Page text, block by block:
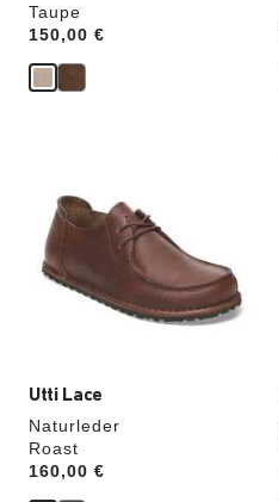
Taupe
Price:
150,00 €
Utti Lace
Naturleder
Roast
Price:
160,00 €
Farben
werden
die
Produktbilder
aktualisiert.